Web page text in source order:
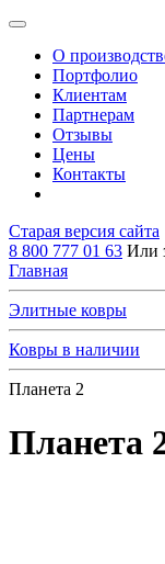
О
Портфолио
Клиентам
Партнерам
Отзывы
Цены
Контакты
Старая версия сайта
8 800 777 01 63 Или
Главная
Элитные ковры
Ковры в наличии
Планета 2
Планета